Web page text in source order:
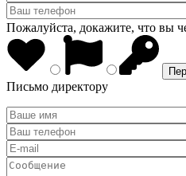
Пожалуйста, докажите, что вы
Письмо директору